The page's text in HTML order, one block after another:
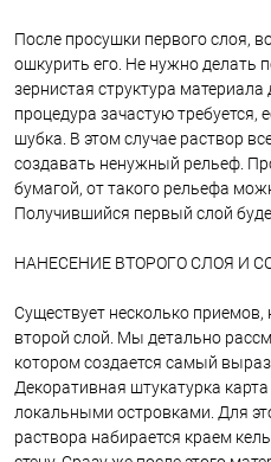
После просушки первого слоя,
ошкурить его. Не нужно делать
зернистая структура
процедура зачастую требуется,
шубка. В этом случае раствор
создавать ненужный рельеф.
бумагой, от такого рельефа
Получившийся первый слой
НАНЕСЕНИЕ ВТОРОГО СЛОЯ И
Существует несколько
второй слой. Мы детально
котором создается самый
Декоративная штукатурка
локальными островками. Для
раствора набирается краем